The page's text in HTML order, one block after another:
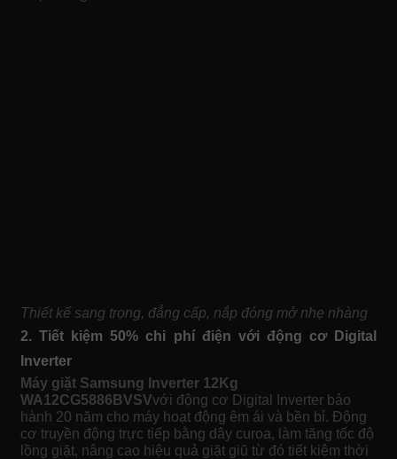
Thiết kế sang trọng, đẳng cấp, nắp đóng mở nhẹ nhàng
2. Tiết kiệm 50% chi phí điện với động cơ Digital
Inverter
Máy giặt Samsung Inverter 12Kg
WA12CG5886BVSVvới động cơ Digital Inverter bảo
hành 20 năm cho máy hoạt động êm ái và bền bỉ. Động
cơ truyền động trực tiếp bằng dây curoa, làm tăng tốc độ
lồng giặt, nâng cao hiệu quả giặt giũ từ đó tiết kiệm thời